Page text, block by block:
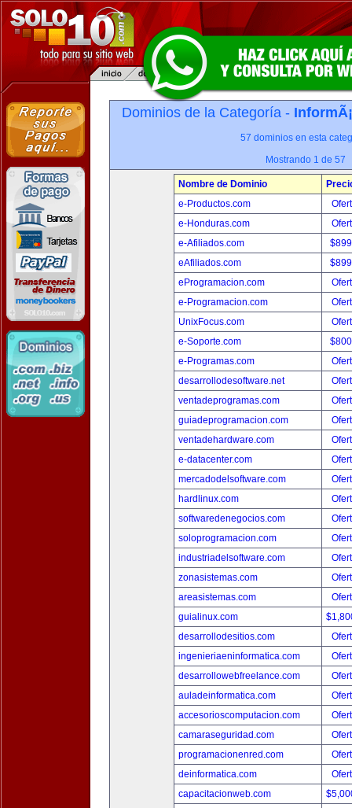
Dominios de la Categoría -
57 dominios en esta
Mostrando 1 de 57
Nombre de Dominio
e-Productos.com
e-Honduras.com
e-Afiliados.com
eAfiliados.com
eProgramacion.com
e-Programacion.com
UnixFocus.com
e-Soporte.com
e-Programas.com
desarrollodesoftware.net
ventadeprogramas.com
guiadeprogramacion.com
ventadehardware.com
e-datacenter.com
mercadodelsoftware.com
hardlinux.com
softwaredenegocios.com
soloprogramacion.com
industriadelsoftware.com
zonasistemas.com
areasistemas.com
guialinux.com
desarrollodesitios.com
ingenieriaeninformatica.com
desarrollowebfreelance.com
auladeinformatica.com
accesorioscomputacion.com
camaraseguridad.com
programacionenred.com
deinformatica.com
capacitacionweb.com